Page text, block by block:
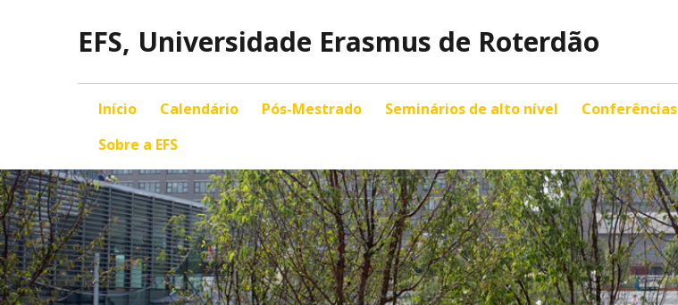
EFS, Universidade Erasmus de Roterdão
Início Calendário Pós-Mestrado Seminários de alto nível Conferências
Sobre a EFS